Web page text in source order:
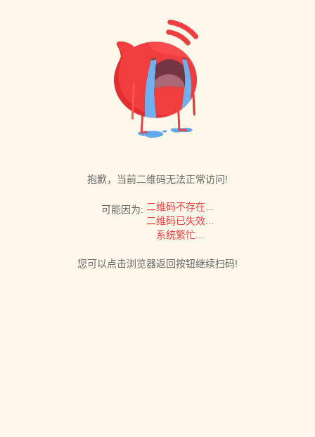
抱歉，当前二维码无法正常访问!
可能因为: 二维码不存在...
二维码已失效...
系统繁忙...
您可以点击浏览器返回按钮继续扫码!